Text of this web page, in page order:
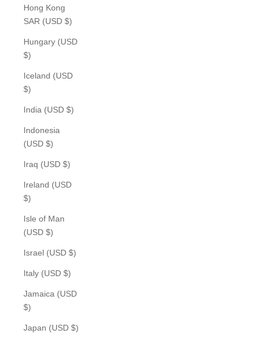
Hong Kong
SAR (USD $)
Hungary (USD
$)
Iceland (USD
$)
India (USD $)
Indonesia
(USD $)
Iraq (USD $)
Ireland (USD
$)
Isle of Man
(USD $)
Israel (USD $)
Italy (USD $)
Jamaica (USD
$)
Japan (USD $)